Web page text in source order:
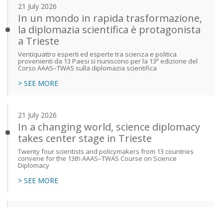
21 July 2026
In un mondo in rapida trasformazione,
la diplomazia scientifica è protagonista
a Trieste
Ventiquattro esperti ed esperte tra scienza e politica
provenienti da 13 Paesi si riuniscono per la 13ª edizione del
Corso AAAS–TWAS sulla diplomazia scientifica
> SEE MORE
21 July 2026
In a changing world, science diplomacy
takes center stage in Trieste
Twenty four scientists and policymakers from 13 countries
convene for the 13th AAAS–TWAS Course on Science
Diplomacy
> SEE MORE